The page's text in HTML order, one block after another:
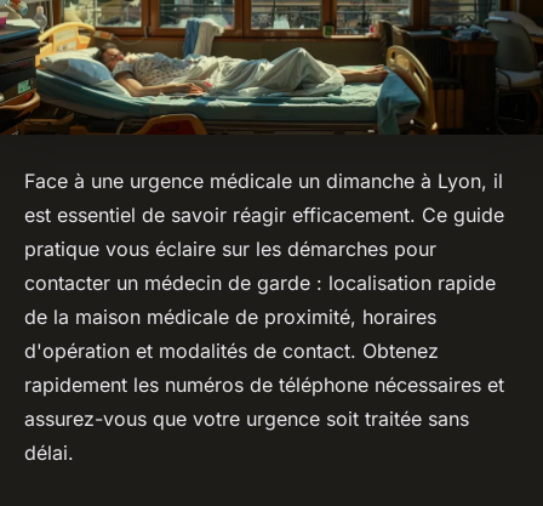
Face à une urgence médicale un dimanche à Lyon, il
est essentiel de savoir réagir efficacement. Ce guide
pratique vous éclaire sur les démarches pour
contacter un médecin de garde : localisation rapide
de la maison médicale de proximité, horaires
d'opération et modalités de contact. Obtenez
rapidement les numéros de téléphone nécessaires et
assurez-vous que votre urgence soit traitée sans
délai.